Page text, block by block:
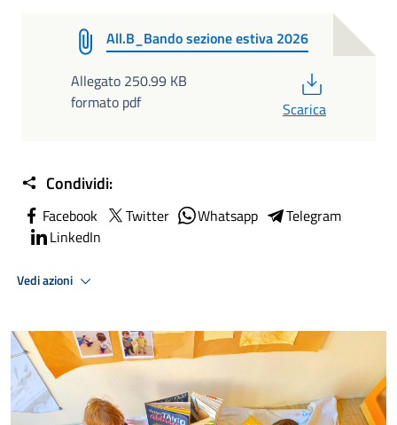
All.B_Bando sezione estiva 2026
Allegato 250.99 KB
formato pdf
Scarica
Condividi:
Facebook Twitter Whatsapp
Telegram
LinkedIn
Vedi azioni